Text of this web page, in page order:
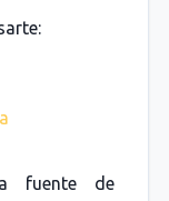
fuente de